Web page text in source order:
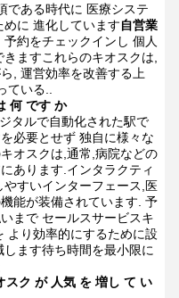
である時代に 医療システ
に 進化しています自営業
約をチェックインし 個人
ますこれらのキオスクは,
, 運営効率を改善する上
いる..
何 です か
タルで自動化された駅で
必要とせず 独自に様々な
オスクは,通常,病院などの
あります.インタラクティ
すいインターフェース,医
能が装備されています. 予
まで セールスサービスキ
より効率的にするために設
ます待ち時間を最小限に
スク が 人気 を 増し て い